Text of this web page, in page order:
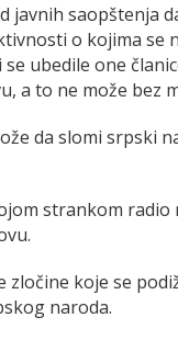
javnih saopštenja
o kojima se
ubedile one
a to ne može bez
da slomi srpski
strankom
zločine koje se
naroda.